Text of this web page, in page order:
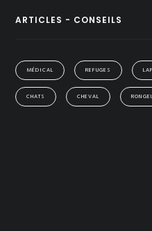
ARTICLES - CONSEILS
MÉDICAL REFUGES
CHATS CHEVAL